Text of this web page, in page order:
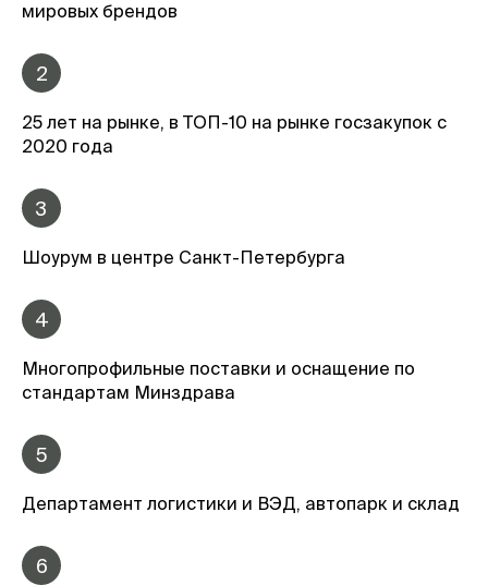
мировых брендов
2
25 лет на рынке, в ТОП-10 на рынке госзакупок с
2020 года
3
Шоурум в центре Санкт-Петербурга
4
Многопрофильные поставки и оснащение по
стандартам Минздрава
5
Департамент логистики и ВЭД, автопарк и склад
6